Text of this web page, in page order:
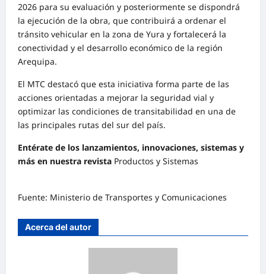
2026 para su evaluación y posteriormente se dispondrá
la ejecución de la obra, que contribuirá a ordenar el
tránsito vehicular en la zona de Yura y fortalecerá la
conectividad y el desarrollo económico de la región
Arequipa.
El MTC destacó que esta iniciativa forma parte de las
acciones orientadas a mejorar la seguridad vial y
optimizar las condiciones de transitabilidad en una de
las principales rutas del sur del país.
Entérate de los lanzamientos, innovaciones, sistemas y
más en nuestra revista Productos y Sistemas
Fuente: Ministerio de Transportes y Comunicaciones
Acerca del autor